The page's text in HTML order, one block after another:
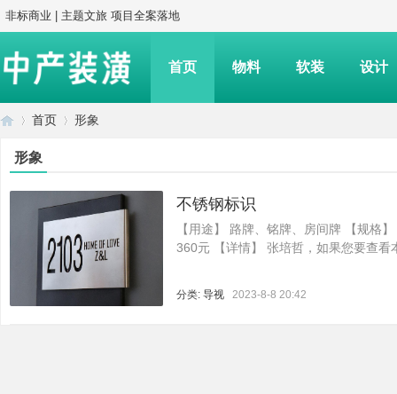
非标商业 | 主题文旅 项目全案落地
首页 物料 软装 设计
中
首页 形象
形象
不锈钢标识
【用途】 路牌、铭牌、房间牌 【规格
360元 【详情】 张培哲，如果您要查看
分类: 导视 2023-8-8 20:42